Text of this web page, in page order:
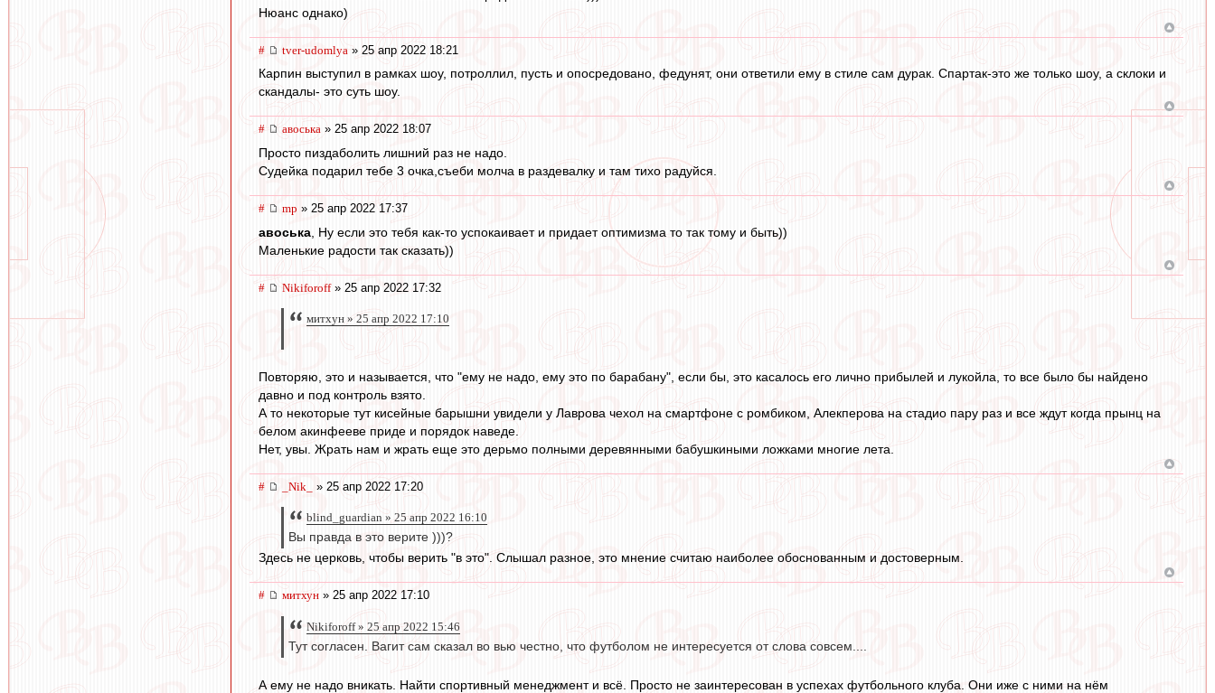
Нюанс однако)
# tver-udomlya » 25 апр 2022 18:21
Карпин выступил в рамках шоу, потроллил, пусть и опосредовано, федунят, они ответили ему в стиле сам дурак. Спартак-это же только шоу, а склоки и
скандалы- это суть шоу.
# авоська » 25 апр 2022 18:07
Просто пиздаболить лишний раз не надо.
Судейка подарил тебе 3 очка,съеби молча в раздевалку и там тихо радуйся.
# mp » 25 апр 2022 17:37
авоська , Ну если это тебя как-то успокаивает и придает оптимизма то так тому и быть))
Маленькие радости так сказать))
# Nikiforoff» 25 апр 2022 17:32
митхун » 25 апр 2022 17:10
Повторяю, это и называется, что "ему не надо, ему это по барабану", если бы, это касалось его лично прибылей и лукойла, то все было бы найдено
давно и под контроль взято.
А то некоторые тут кисейные барышни увидели у Лаврова чехол на смартфоне с ромбиком, Алекперова на стадио пару раз и все ждут когда прынц на
белом акинфееве приде и порядок наведе.
Нет, увы. Жрать нам и жрать еще это дерьмо полными деревянными бабушкиными ложками многие лета.
# _Nik_ » 25 апр 2022 17:20
blind_guardian » 25 апр 2022 16:10
Вы правда в это верите )))?
Здесь не церковь, чтобы верить "в это". Слышал разное, это мнение считаю наиболее обоснованным и достоверным.
# митхун » 25 апр 2022 17:10
Nikiforoff » 25 апр 2022 15:46
Тут согласен. Вагит сам сказал во вью честно, что футболом не интересуется от слова совсем....
А ему не надо вникать. Найти спортивный менеджмент и всё. Просто не заинтересован в успехах футбольного клуба. Они иже с ними на нём